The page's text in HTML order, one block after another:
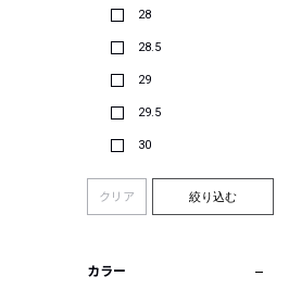
28
28.5
29
29.5
30
クリア 絞り込む
カラー